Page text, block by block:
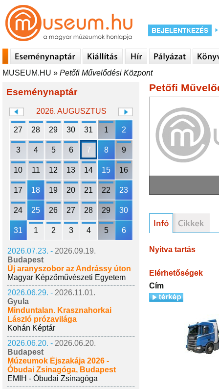
MUSEUM.HU » Petőfi Művelődési Központ
Eseménynaptár
2026. AUGUSZTUS
27 28 29 30 31 1 2
3 4 5 6 7 8 9
10 11 12 13 14 15 16
17 18 19 20 21 22 23
24 25 26 27 28 29 30
31 1 2 3 4 5 6
2026.07.23. - 2026.09.19.
Budapest
Új aranyszobor az Andrássy úton
Magyar Képzőművészeti Egyetem
2026.06.29. - 2026.11.01.
Gyula
Minduntalan. Krasznahorkai
László prózavilága
Kohán Képtár
2026.06.20. - 2026.06.20.
Budapest
Múzeumok Éjszakája 2026 -
Óbudai Zsinagóga, Budapest
EMIH - Óbudai Zsinagóga
Petőfi
Nyitva tartás
Elérhetőségek
Cím